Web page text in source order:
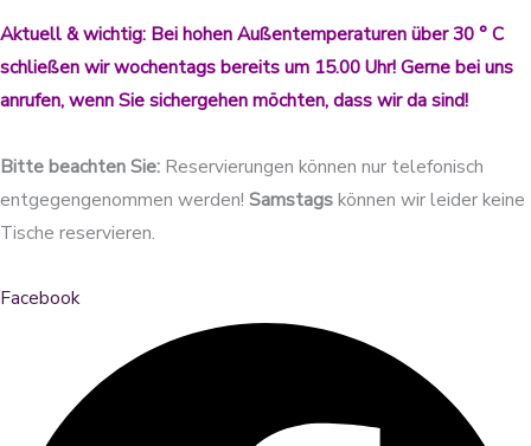
Aktuell & wichtig: Bei hohen Außentemperaturen über 30 ° C
schließen wir wochentags bereits um 15.00 Uhr! Gerne bei uns
anrufen, wenn Sie sichergehen möchten, dass wir da sind!
Bitte beachten Sie: Reservierungen können nur telefonisch
entgegengenommen werden! Samstagskönnen wir leider keine
Tische reservieren.
Facebook